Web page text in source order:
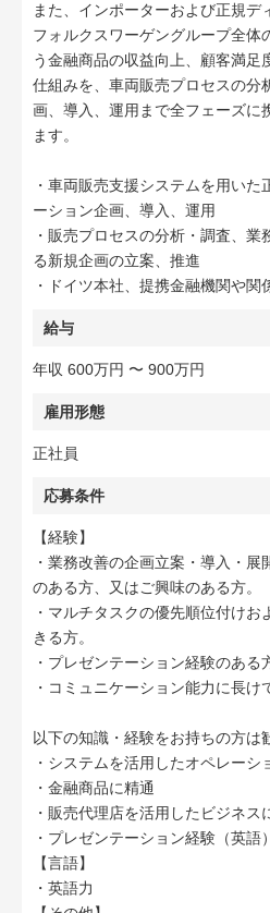
また、インポーターおよび正規デ
フォルクスワーゲングループ全体
う金融商品の収益向上、顧客満足
仕組みを、車両販売プロセスの分
画、導入、運用まで全フェーズに
ます。
・車両販売支援システムを用い
ーション企画、導入、運用
・販売プロセスの分析・調査、
る新規企画の立案、推進
・ドイツ本社、提携金融機関や関
給与
年収 600万円 〜 900万円
雇用形態
正社員
応募条件
【経験】
・業務改善の企画立案・導入・
のある方、又はご興味のある方。
・マルチタスクの優先順位付け
きる方。
・プレゼンテーション経験のある
・コミュニケーション能力に長け
以下の知識・経験をお持ちの方は
・システムを活用したオペレーシ
・金融商品に精通
・販売代理店を活用したビジネ
・プレゼンテーション経験（英語）
【言語】
・英語力